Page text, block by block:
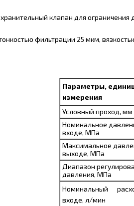
клапан для ограничения
фильтрации 25 мкм,
Параметры,
измерения
Условный проход, мм
Номинальное
входе, МПа
Максимальное
выходе, МПа
Диапазон
давления, МПа
Номинальный
входе, л/мин